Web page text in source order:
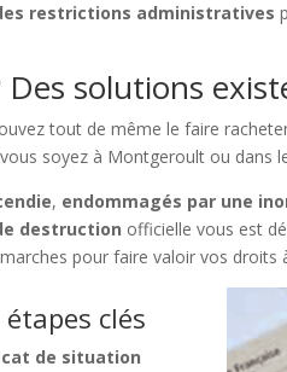
restrictions administratives
solutions
tout de même le faire
soyez à Montgeroult ou dans
, endommagés par une
destruction officielle vous est
pour faire valoir vos droits
clés
de situation